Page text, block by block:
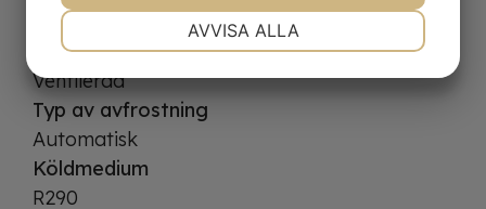
Elektronisk
Typ av kylning
Ventilerad
Typ av avfrostning
Automatisk
Köldmedium
R290
AVVISA ALLA